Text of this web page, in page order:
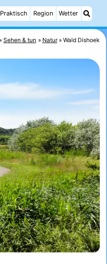
Praktisch Region Wetter
Sehen & tun Natur Wald Dishoek